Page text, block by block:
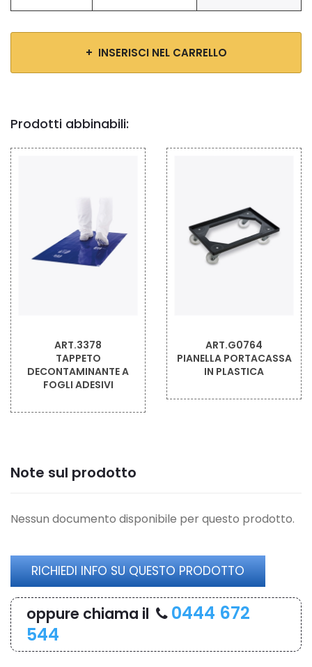
+ INSERISCI NEL CARRELLO
Prodotti abbinabili:
ART.G0764
PIANELLA PORTACASSA
IN PLASTICA
ART.1860
PIANELLA PORTACASSA
Note sul prodotto
Nessun documento disponibile per questo prodotto.
RICHIEDI INFO SU QUESTO PRODOTTO
oppure chiama il
0444 672
544